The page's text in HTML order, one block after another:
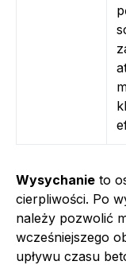
Wysychanie to
cierpliwości. Po
należy pozwolić
wcześniejszego
upływu czasu